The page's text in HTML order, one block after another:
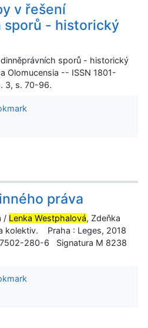
v řešení
sporů - historický
sporů - historický
-- ISSN 1801-
3, s. 70-96.
práva
/ Lenka Westphalová, Zdeňka
kolektiv. Praha : Leges, 2018
280-6 Signatura M 8238